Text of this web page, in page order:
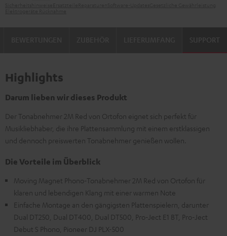
SUPPORT
Highlights
Darum lieben wir dieses Produkt
Der Tonabnehmer 2M Red von Ortofon eignet sich perfekt für
Musikliebhaber, die ihre Plattensammlung mit einem erstklassigen
und dennoch preiswerten Tonabnehmer genießen wollen.
Die Vorteile im Überblick
Moving Magnet Phono-Tonabnehmer 2M Red von Ortofon für
klaren und lebendigen Klang mit einer warmen Note
Einfache Montage an den gängigsten Plattenspielern, darunter
Dual DT250, Dual DT400, Dual DT500, Pro-Ject E1 BT, Pro-Ject
Debut S Phono, Pioneer DJ PLX-500